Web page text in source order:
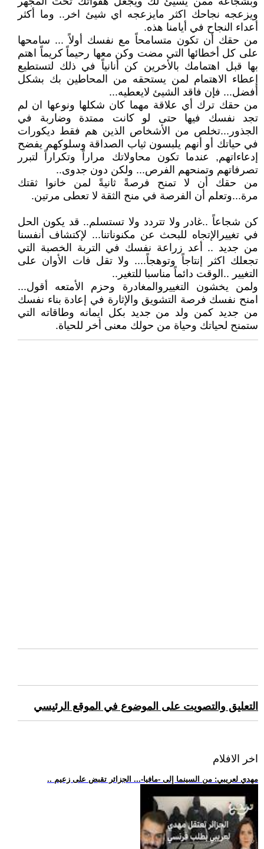
ويزعجه نجاحك اكثر مايزعجه اي شيئ اخر.. وما أكثر
أعداء النجاح في أيامنا هذه.
من حقك أن تكون متسامحاً مع نفسك أولاً ... سامحها
على كل أخطائها التي مضت وكن معها رحيماً كريماً اهتم
بها قبل اهتمامك بالأخرين كن أنانياً في ذلك لتستطيع
إعطاء الاهتمام لمن يستحقه من المحاطين بك بشكل
أفضل... فإن فاقد الشيئ لايعطيه...
من حقك ترك أي علاقة مهما كان شكلها ونوعها ان لم
تجد نفسك فيها حتى لو كانت ممتدة وضاربة في
الجذور...تخلص من الأشخاص الذين هم فقط ديكورات
في حياتك أو أنهم يلبسون ثياب الصداقة وسلوكهم يفضح
إدعاءاتهم, عندما تكون محاولاتك مراراً وتكراراً لتبرر
تصرفاتهم وتمنحهم الفرص... ولكن دون جدوى..
من حقك أن لا تمنح فرصةً ثانيةً لمن خانوا ثقتك
مرة...وتعلم أن الفرصة في منح الثقة لا تعطى مرتين.
كن شجاعاً ..غادر ولا تتردد ولا تستسلم.. قد يكون الحل
في تغييرالإتجاه للبحث عن مكنوناتنا... لإكتشاف أنفسنا
من جديد .. أعد زراعة نفسك في التربة الخصبة التي
تجعلك اكثر إنتاجاً وتوهجاً.... ولا تقل فات الأوان على
التغيير ..الوقت دائماً مناسبا للتغير..
ولمن يخشون التغييروالمغادرة وحزم الأمتعه أقول...
امنح نفسك فرصة التشويق والإثارة في إعادة بناء نفسك
من جديد كمن ولد من جديد بكل ايمانه وطاقاته التي
ستمنح لحياتك وحياة من حولك معنى أخر للحياة.
التعليق والتصويت على الموضوع في الموقع الرئيسي
اخر الافلام
.. مهدي لعريبي: من السينما إلى -مافيا-... الجزائر تقبض على زعيم